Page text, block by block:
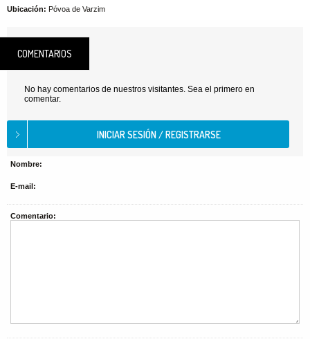
Ubicación: Póvoa de Varzim
COMENTARIOS
No hay comentarios de nuestros visitantes. Sea el primero en
comentar.
Nombre:
E-mail:
Comentario: